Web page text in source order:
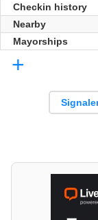
Checkin history
Nearby
Mayorships
+